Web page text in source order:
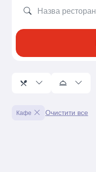
Кафе Очистити все